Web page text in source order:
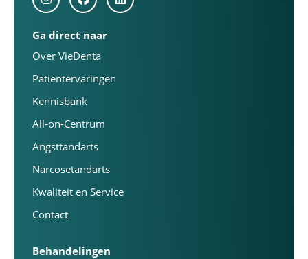
Ga direct naar
Over VieDenta
Patiëntervaringen
Kennisbank
All-on-Centrum
Angsttandarts
Narcosetandarts
Kwaliteit en Service
Contact
Behandelingen